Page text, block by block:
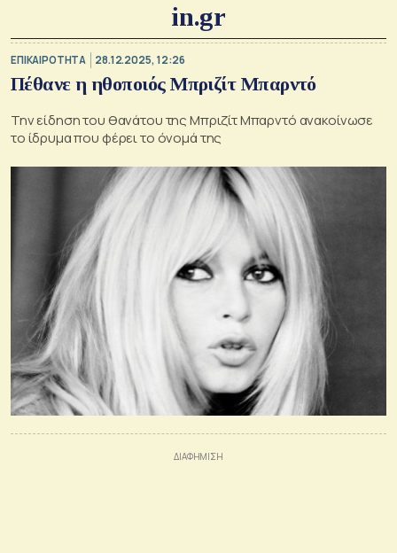
in.gr
ΕΠΙΚΑΙΡΟΤΗΤΑ 28.12.2025, 12:26
Πέθανε η ηθοποιός Μπριζίτ Μπαρντό
Την είδηση του θανάτου της Μπριζίτ Μπαρντό ανακοίνωσε
το ίδρυμα που φέρει το όνομά της